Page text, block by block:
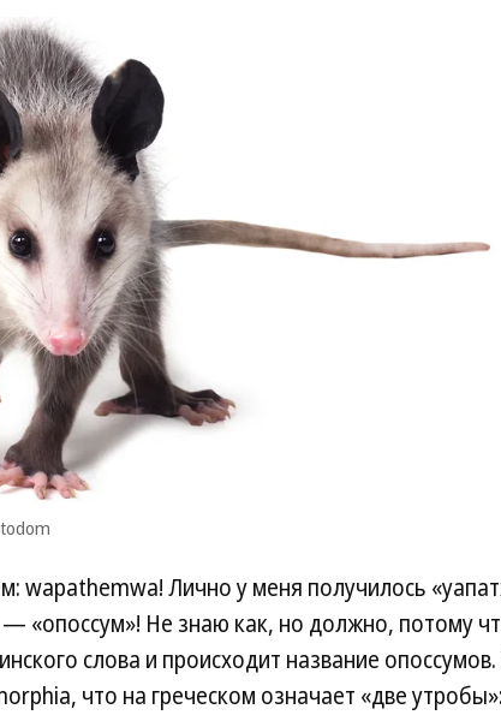
wapathemwa! Лично у меня получилось
«опоссум»! Не знаю как, но должно, потому
слова и происходит название
что на греческом означает «две